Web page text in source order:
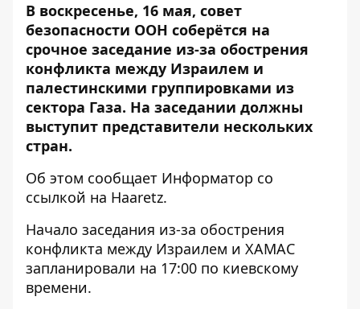
В воскресенье, 16 мая, совет
безопасности ООН соберётся на
срочное заседание из-за обострения
конфликта между Израилем и
палестинскими группировками из
сектора Газа. На заседании должны
выступит представители нескольких
стран.
Об этом сообщает Информатор со
ссылкой на Haaretz.
Начало заседания из-за обострения
конфликта между Израилем и ХАМАС
запланировали на 17:00 по киевскому
времени.